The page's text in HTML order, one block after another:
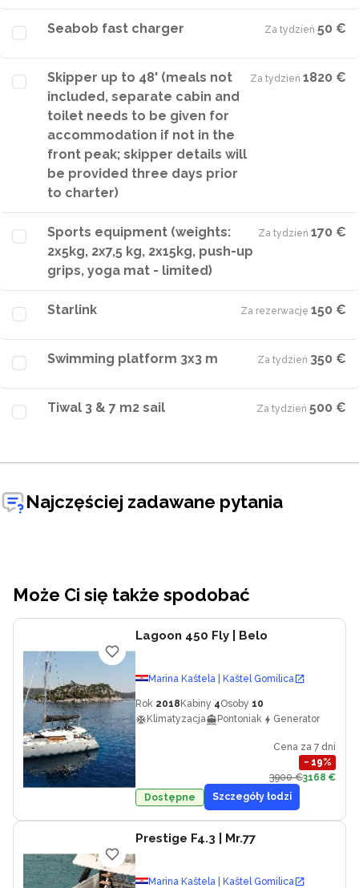
Seabob fast charger Za tydzień·50 €
Skipper up to 48' (meals not
included, separate cabin and
toilet needs to be given for
accommodation if not in the
front peak; skipper details will
be provided three days prior
to charter)
Za tydzień·1820 €
Sports equipment (weights:
2x5kg, 2x7,5 kg, 2x15kg, push-up
grips, yoga mat - limited)
Za tydzień·170 €
Starlink Za rezerwację·150 €
Swimming platform 3x3 m Za tydzień·350 €
Tiwal 3 & 7 m2 sail Za tydzień·500 €
Najczęściej zadawane pytania
Może Ci się także spodobać
Lagoon 450 Fly | Belo
Marina Kaštela | Kaštel Gomilica
Rok 2018 Kabiny 4Osoby 10
Klimatyzacja
Pontoniak Generator
Cena za 7 dni
− 19%
3900 €3168 €
Dostępne
Szczegóły łodzi
Prestige F4.3 | Mr.77
Marina Kaštela | Kaštel Gomilica